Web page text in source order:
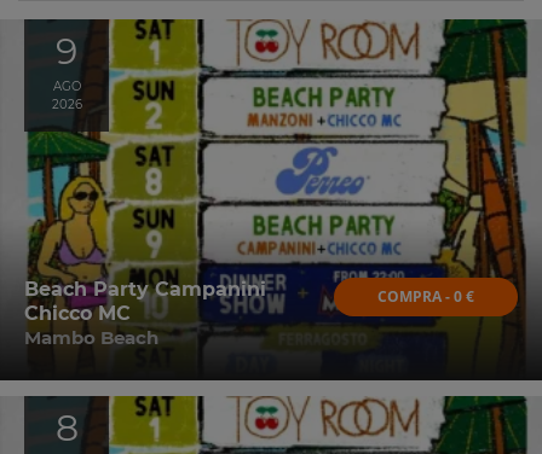
9
AGO
2026
Beach Party Campanini
Chicco MC
Mambo Beach
COMPRA - 0 €
8